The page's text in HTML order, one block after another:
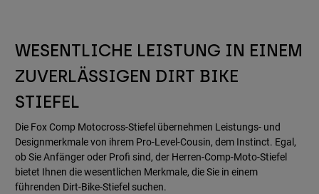
WESENTLICHE LEISTUNG IN EINEM
ZUVERLÄSSIGEN DIRT BIKE
STIEFEL
Die Fox Comp Motocross-Stiefel übernehmen Leistungs- und
Designmerkmale von ihrem Pro-Level-Cousin, dem Instinct. Egal,
ob Sie Anfänger oder Profi sind, der Herren-Comp-Moto-Stiefel
bietet Ihnen die wesentlichen Merkmale, die Sie in einem
führenden Dirt-Bike-Stiefel suchen.